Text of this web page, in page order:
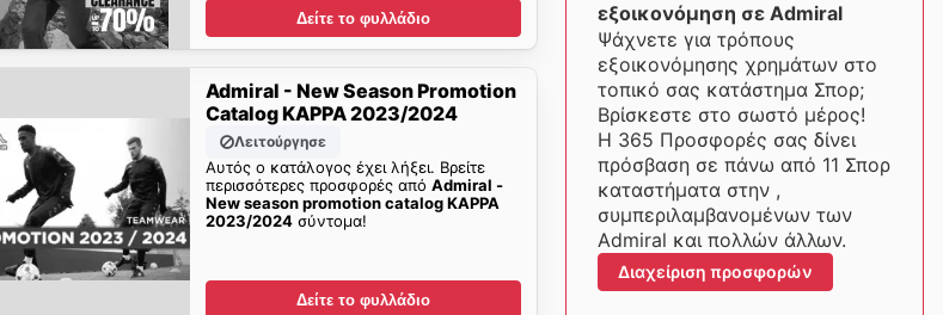
Δείτε το φυλλάδιο
Admiral - New Season Promotion
Catalog KAPPA 2023/2024
Λειτούργησε
Αυτός ο κατάλογος έχει λήξει. Βρείτε
περισσότερες προσφορές απόAdmiral -
New season promotion catalog KAPPA
2023/2024 σύντομα!
Δείτε το φυλλάδιο
εξοικονόμηση σε Admiral
Ψάχνετε για τρόπους
εξοικονόμησης χρημάτων στο
τοπικό σας κατάστημα Σπορ;
Βρίσκεστε στο σωστό μέρος!
Η 365 Προσφορές σας δίνει
πρόσβαση σε πάνω από 11 Σπορ
καταστήματα στην ,
συμπεριλαμβανομένων των
Admiral και πολλών άλλων.
Διαχείριση προσφορών